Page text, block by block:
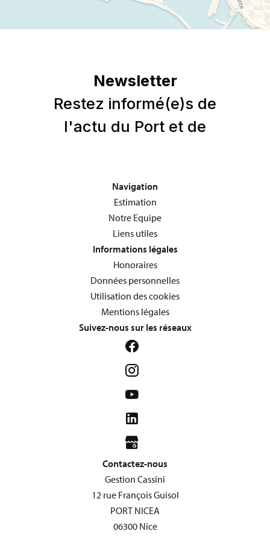
Navigation
Estimation
Notre Equipe
Liens utiles
Informations légales
Honoraires
Données personnelles
Utilisation des cookies
Mentions légales
Suivez-nous sur les réseaux
Contactez-nous
Gestion Cassini
12 rue François Guisol
PORT NICEA
06300Nice